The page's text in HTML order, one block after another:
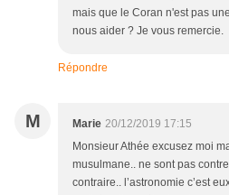
mais que le Coran n'est pas
nous aider ? Je vous remercie.
Répondre
M Marie 20/12/2019 17:15
Monsieur Athée excusez moi
musulmane.. ne sont pas
contraire.. l’astronomie c’est